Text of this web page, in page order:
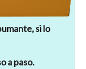
si lo
a paso.